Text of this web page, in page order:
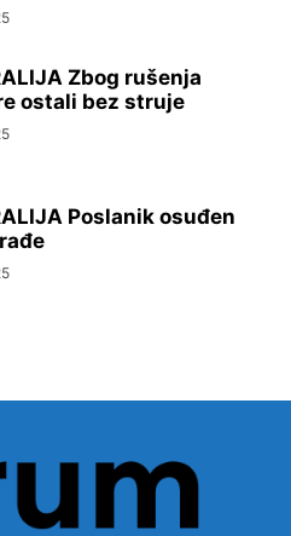
Zbog rušenja
ostali bez struje
Poslanik osuđen